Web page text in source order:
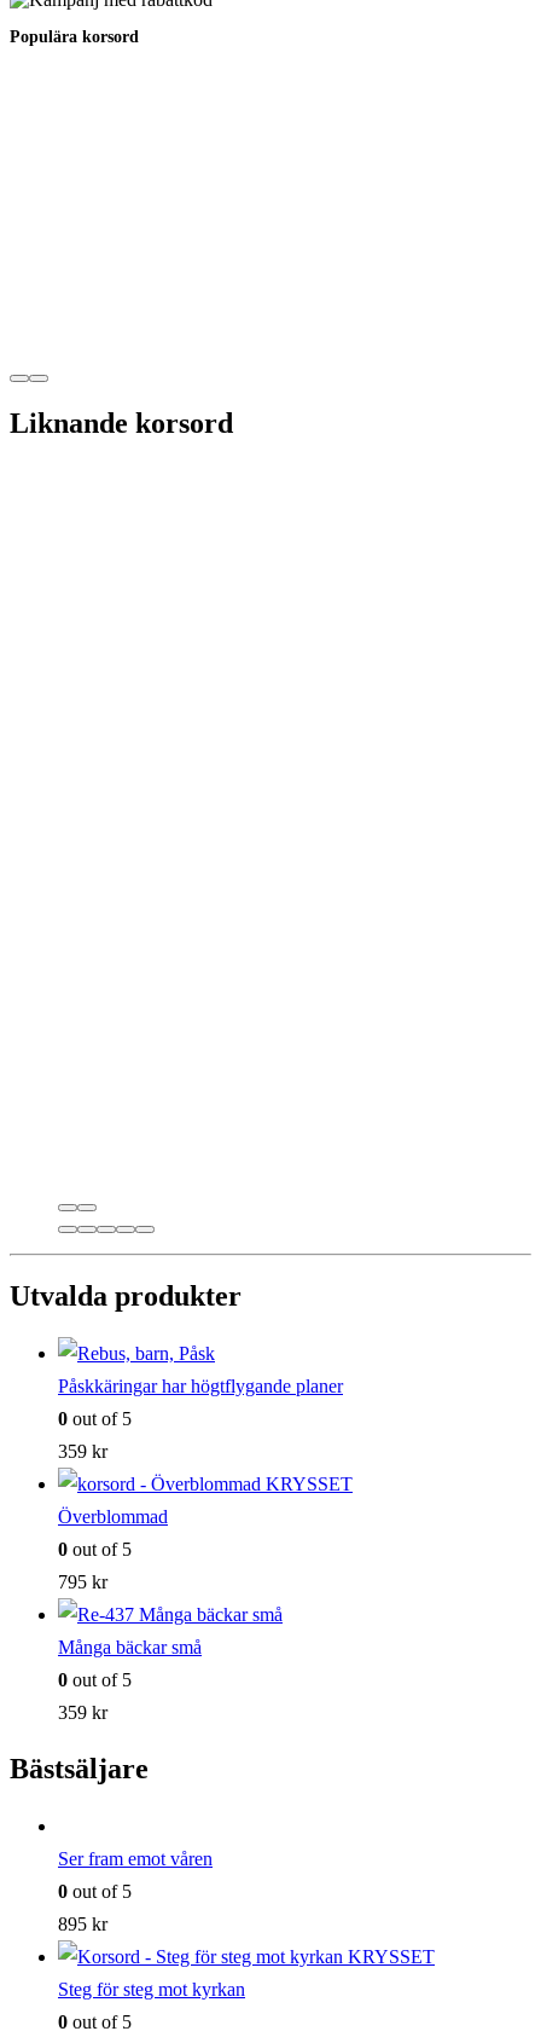
Populära korsord
Liknande korsord
Utvalda produkter
Påskkäringar har högtflygande planer
0 out of 5
359 kr
Överblommad
0 out of 5
795 kr
Många bäckar små
0 out of 5
359 kr
Bästsäljare
Ser fram emot våren
0 out of 5
895 kr
Steg för steg mot kyrkan
0 out of 5